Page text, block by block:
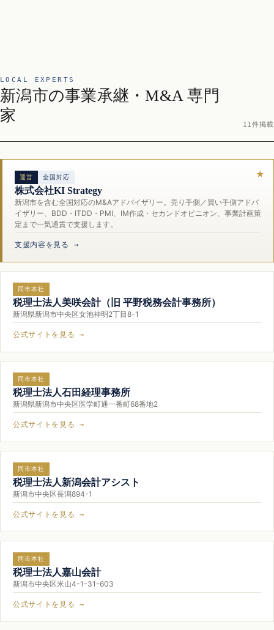
LOCAL EXPERTS
新潟市の事業承継・M&A 専門
家
11件掲載
運営 全国対応
株式会社KI Strategy
新潟市を含む全国対応のM&Aアドバイザリー。売り手側／買い手側アドバ
イザリー、BDD・ITDD・PMI、IM作成・セカンドオピニオン、事業計画策
定まで一気通貫で支援します。
支援内容を見る →
同市本社
税理士法人美咲会計（旧 平野税務会計事務所）
新潟県新潟市中央区女池神明2丁目8-1
公式サイトを見る →
同市本社
税理士法人石田経理事務所
新潟県新潟市中央区医学町通一番町68番地2
公式サイトを見る →
同市本社
税理士法人新潟会計アシスト
新潟市中央区長潟894-1
公式サイトを見る →
同市本社
税理士法人嘉山会計
新潟市中央区米山4-1-31-603
公式サイトを見る →